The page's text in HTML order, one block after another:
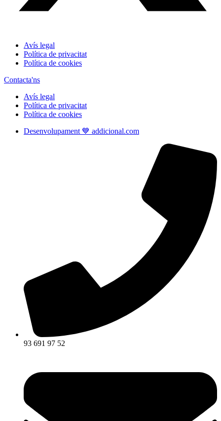
Avís legal
Política de privacitat
Política de cookies
Contacta'ns
Avís legal
Política de privacitat
Política de cookies
Desenvolupament 💙 addicional.com
93 691 97 52